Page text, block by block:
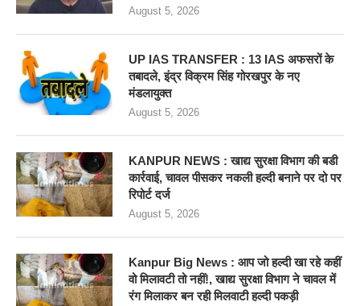
August 5, 2026
UP IAS TRANSFER : 13 IAS अफसरों के
तबादले, इंद्र विक्रम सिंह गोरखपुर के नए
मंडलायुक्त
August 5, 2026
KANPUR NEWS : खाद्य सुरक्षा विभाग की बडी
कार्रवाई, चावल पीसकर नकली हल्दी बनाने पर दो पर
रिपोर्ट दर्ज
August 5, 2026
Kanpur Big News : आप जो हल्दी खा रहे कहीं
वो मिलावटी तो नहीं!, खाद्य सुरक्षा विभाग ने चावल में
रंग मिलाकर बन रही मिलवाटी हल्दी पकड़ी